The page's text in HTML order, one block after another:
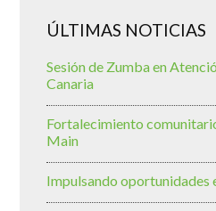
ÚLTIMAS NOTICIAS
Sesión de Zumba en
Canaria
Fortalecimiento
Main
Impulsando oportunidades